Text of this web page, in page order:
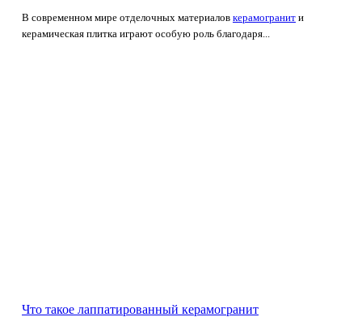
В современном мире отделочных материалов керамогранит и
керамическая плитка играют особую роль благодаря...
Что такое лаппатированный керамогранит